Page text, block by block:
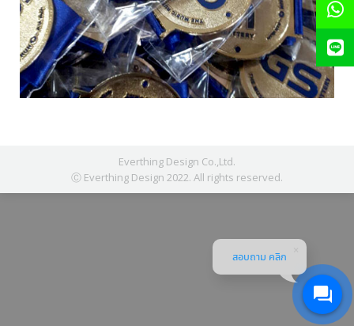
Everthing Design Co.,Ltd.
Ⓒ Everthing Design 2022. All rights reserved.
สอบถาม คลิก